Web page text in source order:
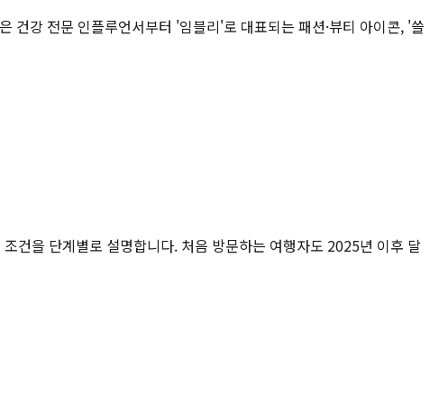
강 전문 인플루언서부터 '임블리'로 대표되는 패션·뷰티 아이콘, '쓸
건을 단계별로 설명합니다. 처음 방문하는 여행자도 2025년 이후 달